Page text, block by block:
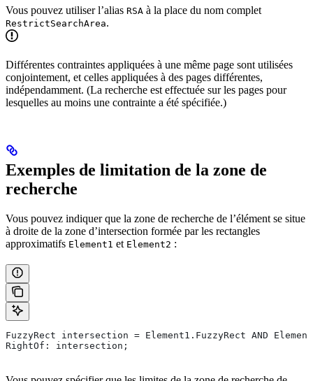
Vous pouvez utiliser l’alias RSA à la place du nom complet
RestrictSearchArea.
Différentes contraintes appliquées à une même page sont utilisées
conjointement, et celles appliquées à des pages différentes,
indépendamment. (La recherche est effectuée sur les pages pour
lesquelles au moins une contrainte a été spécifiée.)
Exemples de limitation de la zone de
recherche
Vous pouvez indiquer que la zone de recherche de l’élément se situe
à droite de la zone d’intersection formée par les rectangles
approximatifs Element1 et Element2 :
FuzzyRect intersection = Element1.FuzzyRect AND
RightOf: intersection;